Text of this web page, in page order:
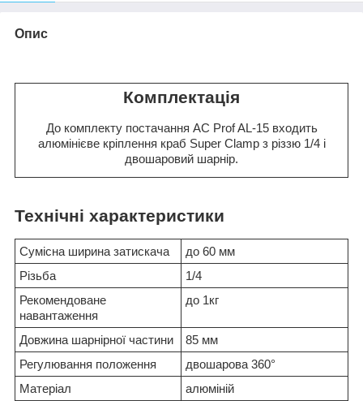
Опис
Комплектація
До комплекту постачання AC Prof AL-15 входить
алюмінієве кріплення краб Super Clamp з різзю 1/4 і
двошаровий шарнір.
Технічні характеристики
Сумісна ширина затискача
до 60 мм
Різьба
1/4
Рекомендоване
навантаження
до 1кг
Довжина шарнірної частини
85 мм
Регулювання положення
двошарова 360°
Матеріал
алюміній